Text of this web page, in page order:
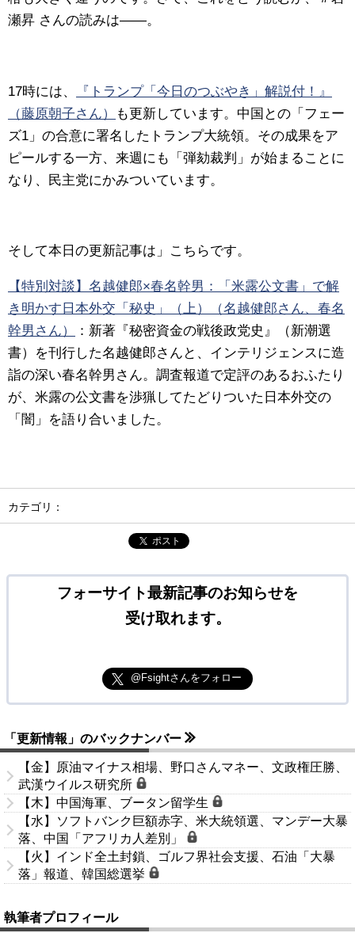
瀬昇 さんの読みは――。
17時には、
『トランプ「今日のつぶやき」解説付！』
（藤原朝子さん）
も更新しています。中国との「フェー
ズ1」の合意に署名したトランプ大統領。その成果をア
ピールする一方、来週にも「弾劾裁判」が始まることに
なり、民主党にかみついています。
そして本日の更新記事は」こちらです。
【特別対談】名越健郎×春名幹男：「米露公文書」で解
き明かす日本外交「秘史」（上）（名越健郎さん、春名
幹男さん）
：新著『秘密資金の戦後政党史』（新潮選
書）を刊行した名越健郎さんと、インテリジェンスに造
詣の深い春名幹男さん。調査報道で定評のあるおふたり
が、米露の公文書を渉猟してたどりついた日本外交の
「闇」を語り合いました。
カテゴリ：
ポスト
フォーサイト最新記事のお知らせを
受け取れます。
@Fsightさんをフォロー
「更新情報」のバックナンバー
【金】原油マイナス相場、野口さんマネー、文政権圧勝、
武漢ウイルス研究所
【木】中国海軍、ブータン留学生
【水】ソフトバンク巨額赤字、米大統領選、マンデー大暴
落、中国「アフリカ人差別」
【火】インド全土封鎖、ゴルフ界社会支援、石油「大暴
落」報道、韓国総選挙
執筆者プロフィール